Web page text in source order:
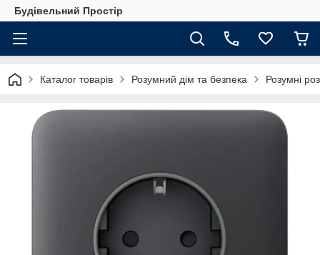
Будівельний Простір
Каталог товарів Розумний дім та безпека Розумні